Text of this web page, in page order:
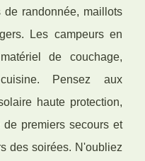
de randonnée, maillots
Les campeurs en
de couchage,
Pensez aux
haute protection,
de premiers secours et
des soirées. N'oubliez